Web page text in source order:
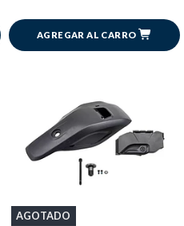
AGREGAR AL CARRO
AGOTADO